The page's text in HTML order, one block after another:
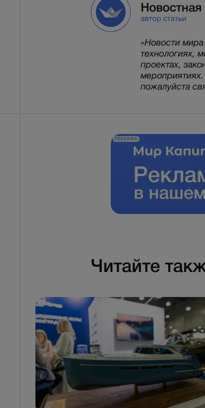
автор статьи
«Новости
технологиях,
проектах,
пожалуйста
РЕКЛАМА
Читайте